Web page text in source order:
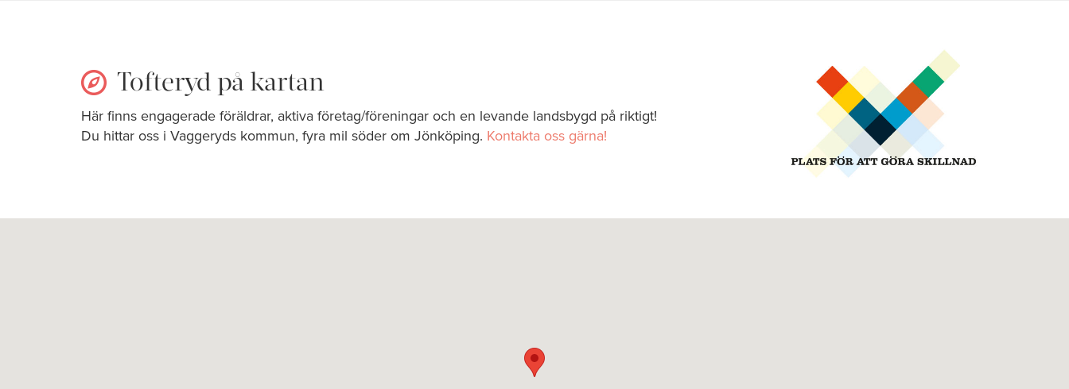
Tofteryd på kartan
Här finns engagerade föräldrar, aktiva företag/föreningar och en levande landsbygd på riktigt!
Du hittar oss i Vaggeryds kommun, fyra mil söder om Jönköping. Kontakta oss gärna!